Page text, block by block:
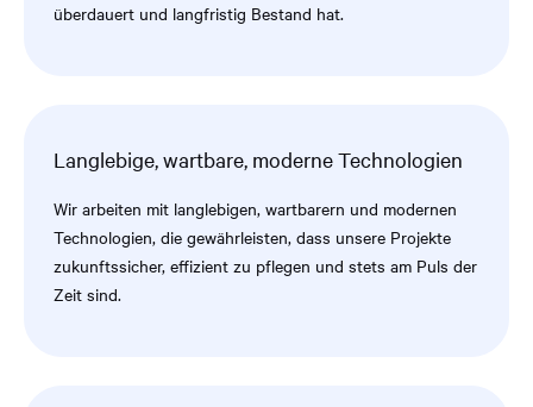
überdauert und langfristig Bestand hat.
Langlebige, wartbare, moderne Technologien
Wir arbeiten mit langlebigen, wartbarern und modernen
Technologien, die gewährleisten, dass unsere Projekte
zukunftssicher, effizient zu pflegen und stets am Puls der
Zeit sind.